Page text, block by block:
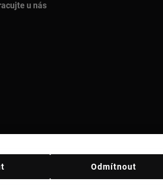
u nás
Odmítnout